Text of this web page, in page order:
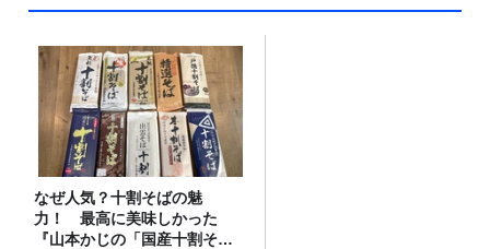
なぜ人気？十割そばの魅
力！ 最高に美味しかった
『山本かじの「国産十割そ